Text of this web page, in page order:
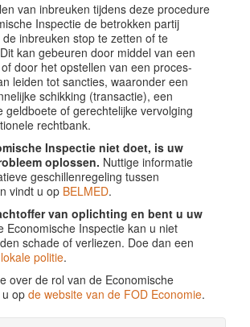
van inbreuken tijdens deze procedure
Inspectie de betrokken partij
inbreuken stop te zetten of te
kan gebeuren door middel van een
door het opstellen van een proces-
leiden tot sancties, waaronder een
schikking (transactie), een
geldboete of gerechtelijke vervolging
rechtbank.
Inspectie niet doet, is uw
oplossen. Nuttige informatie
geschillenregeling tussen
vindt u op BELMED.
van oplichting en bent u uw
Economische Inspectie kan u niet
schade of verliezen. Doe dan een
lokale politie.
over de rol van de Economische
opde website van de FOD Economie.